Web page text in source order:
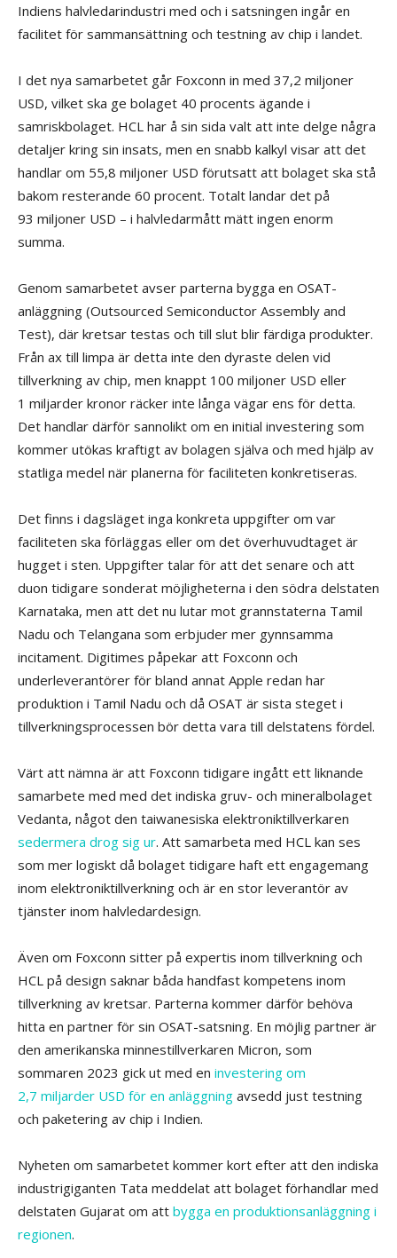
Indiens halvledarindustri med och i satsningen ingår en
facilitet för sammansättning och testning av chip i landet.
I det nya samarbetet går Foxconn in med 37,2 miljoner
USD, vilket ska ge bolaget 40 procents ägande i
samriskbolaget. HCL har å sin sida valt att inte delge några
detaljer kring sin insats, men en snabb kalkyl visar att det
handlar om 55,8 miljoner USD förutsatt att bolaget ska stå
bakom resterande 60 procent. Totalt landar det på
93 miljoner USD – i halvledarmått mätt ingen enorm
summa.
Genom samarbetet avser parterna bygga en OSAT-
anläggning (Outsourced Semiconductor Assembly and
Test), där kretsar testas och till slut blir färdiga produkter.
Från ax till limpa är detta inte den dyraste delen vid
tillverkning av chip, men knappt 100 miljoner USD eller
1 miljarder kronor räcker inte långa vägar ens för detta.
Det handlar därför sannolikt om en initial investering som
kommer utökas kraftigt av bolagen själva och med hjälp av
statliga medel när planerna för faciliteten konkretiseras.
Det finns i dagsläget inga konkreta uppgifter om var
faciliteten ska förläggas eller om det överhuvudtaget är
hugget i sten. Uppgifter talar för att det senare och att
duon tidigare sonderat möjligheterna i den södra delstaten
Karnataka, men att det nu lutar mot grannstaterna Tamil
Nadu och Telangana som erbjuder mer gynnsamma
incitament. Digitimes påpekar att Foxconn och
underleverantörer för bland annat Apple redan har
produktion i Tamil Nadu och då OSAT är sista steget i
tillverkningsprocessen bör detta vara till delstatens fördel.
Värt att nämna är att Foxconn tidigare ingått ett liknande
samarbete med med det indiska gruv- och mineralbolaget
Vedanta, något den taiwanesiska elektroniktillverkaren
sedermera drog sig ur. Att samarbeta med HCL kan ses
som mer logiskt då bolaget tidigare haft ett engagemang
inom elektroniktillverkning och är en stor leverantör av
tjänster inom halvledardesign.
Även om Foxconn sitter på expertis inom tillverkning och
HCL på design saknar båda handfast kompetens inom
tillverkning av kretsar. Parterna kommer därför behöva
hitta en partner för sin OSAT-satsning. En möjlig partner är
den amerikanska minnestillverkaren Micron, som
sommaren 2023 gick ut med en investering om
2,7 miljarder USD för en anläggning avsedd just testning
och paketering av chip i Indien.
Nyheten om samarbetet kommer kort efter att den indiska
industrigiganten Tata meddelat att bolaget förhandlar med
delstaten Gujarat om att bygga en produktionsanläggning i
regionen.